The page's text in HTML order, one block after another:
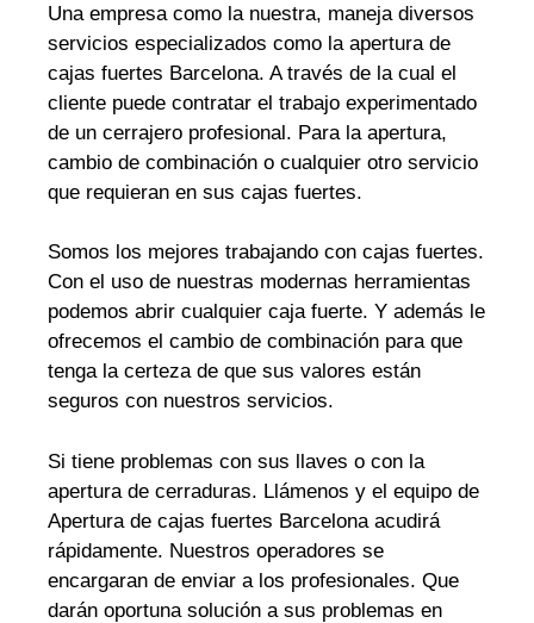
Una empresa como la nuestra, maneja diversos
servicios especializados como la apertura de
cajas fuertes Barcelona. A través de la cual el
cliente puede contratar el trabajo experimentado
de un cerrajero profesional. Para la apertura,
cambio de combinación o cualquier otro servicio
que requieran en sus cajas fuertes.
Somos los mejores trabajando con cajas fuertes.
Con el uso de nuestras modernas herramientas
podemos abrir cualquier caja fuerte. Y además le
ofrecemos el cambio de combinación para que
tenga la certeza de que sus valores están
seguros con nuestros servicios.
Si tiene problemas con sus llaves o con la
apertura de cerraduras. Llámenos y el equipo de
Apertura de cajas fuertes Barcelona acudirá
rápidamente. Nuestros operadores se
encargaran de enviar a los profesionales. Que
darán oportuna solución a sus problemas en